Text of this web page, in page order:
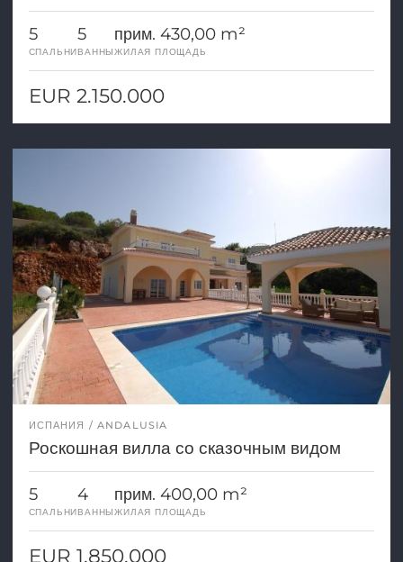
5
СПАЛЬНИ
5
ВАННЫ
прим. 430,00 m²
ЖИЛАЯ ПЛОЩАДЬ
EUR 2.150.000
ИСПАНИЯ ANDALUSIA
Роскошная вилла со сказочным видом
5
СПАЛЬНИ
4
ВАННЫ
прим. 400,00 m²
ЖИЛАЯ ПЛОЩАДЬ
EUR 1.850.000